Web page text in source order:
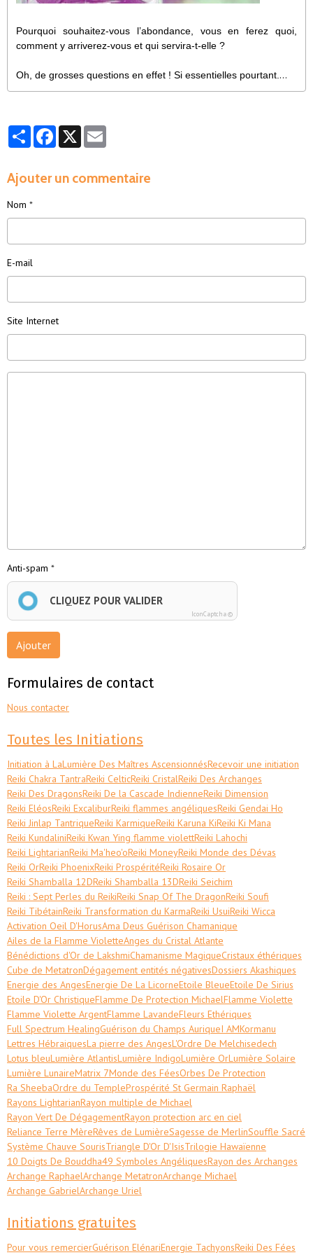
Pourquoi souhaitez-vous l’abondance, vous en ferez quoi,
comment y arriverez-vous et qui servira-t-elle ?
Oh, de grosses questions en effet ! Si essentielles pourtant.
fonctionne. Plus on s’aime soi-même, plus notre équilibre
émotionnel est présent, plus notre intelligence financière est
raisons et plus encore. Mais si on se voit petit, qu’on critique
PartagerFacebook
X
Ajouter un commentaire
Nom
E-mail
Site Internet
Anti-spam
CLIQUEZ POUR VALIDER
IconCaptcha ©
Ajouter
Formulaires de contact
Nous contacter
Toutes les Initiations
Initiation à LaLumière Des Maîtres AscensionnésRecevoir une initiation
Reiki Chakra TantraReiki CelticReiki CristalReiki Des Archanges
Reiki Des DragonsReiki De la Cascade IndienneReiki Dimension
Reiki EléosReiki ExcaliburReiki flammes angéliquesReiki Gendai Ho
Reiki Jinlap TantriqueReiki KarmiqueReiki Karuna KiReiki Ki Mana
Reiki KundaliniReiki Kwan Ying flamme violettReiki Lahochi
Reiki LightarianReiki Ma'heo'oReiki MoneyReiki Monde des Dévas
Reiki OrReiki PhoenixReiki ProspéritéReiki Rosaire Or
Reiki Shamballa 12DReiki Shamballa 13DReiki Seichim
Reiki : Sept Perles du ReikiReiki Snap Of The DragonReiki Soufi
Reiki TibétainReiki Transformation du KarmaReiki UsuiReiki Wicca
Activation Oeil D'HorusAma Deus Guérison Chamanique
Ailes de la Flamme VioletteAnges du Cristal Atlante
Bénédictions d'Or de LakshmiChamanisme MagiqueCristaux éthériques
Cube de MetatronDégagement entités négativesDossiers Akashiques
Energie des AngesEnergie De La LicorneEtoile BleueEtoile De Sirius
Etoile D'Or ChristiqueFlamme De Protection MichaelFlamme Violette
Flamme Violette ArgentFlamme LavandeFleurs Ethériques
Full Spectrum HealingGuérison du Champs AuriqueI AMKormanu
Lettres HébraiquesLa pierre des AngesL'Ordre De Melchisedech
Lotus bleuLumière AtlantisLumière IndigoLumière OrLumière Solaire
Lumière LunaireMatrix 7Monde des FéesOrbes De Protection
Ra SheebaOrdre du TempleProspérité St Germain Raphaël
Rayons LightarianRayon multiple de Michael
Rayon Vert De DégagementRayon protection arc en ciel
Reliance Terre MèreRêves de LumièreSagesse de MerlinSouffle Sacré
Système Chauve SourisTriangle D'Or D'IsisTrilogie Hawaïenne
10 Doigts De Bouddha49 Symboles AngéliquesRayon des Archanges
Archange RaphaelArchange MetatronArchange Michael
Archange GabrielArchange Uriel
Initiations gratuites
Pour vous remercierGuérison ElénariEnergie TachyonsReiki Des Fées